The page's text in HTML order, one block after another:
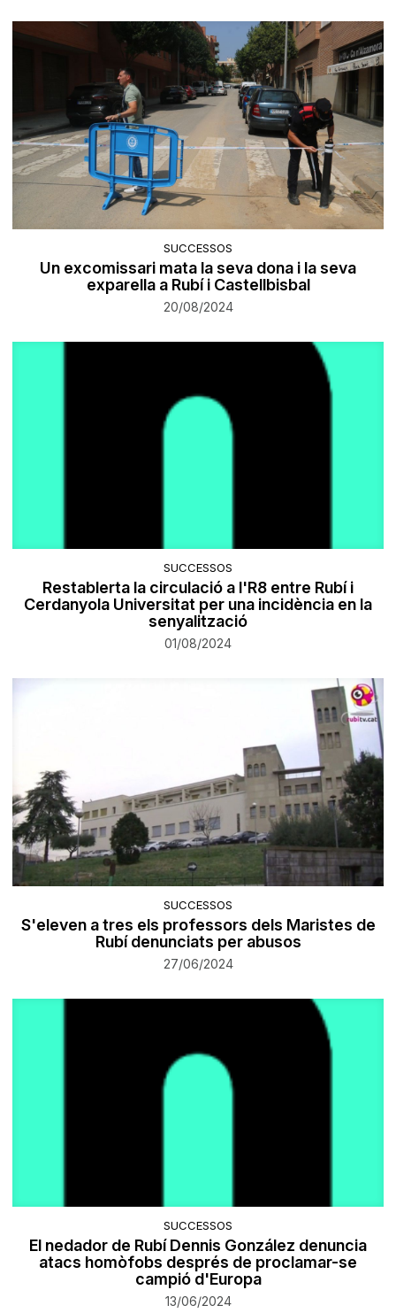
SUCCESSOS
Un excomissari mata la seva dona i la seva
exparella a Rubí i Castellbisbal
20/08/2024
SUCCESSOS
Restablerta la circulació a l'R8 entre Rubí i
Cerdanyola Universitat per una incidència en la
senyalització
01/08/2024
SUCCESSOS
S'eleven a tres els professors dels Maristes de
Rubí denunciats per abusos
27/06/2024
SUCCESSOS
El nedador de Rubí Dennis González denuncia
atacs homòfobs després de proclamar-se
campió d'Europa
13/06/2024